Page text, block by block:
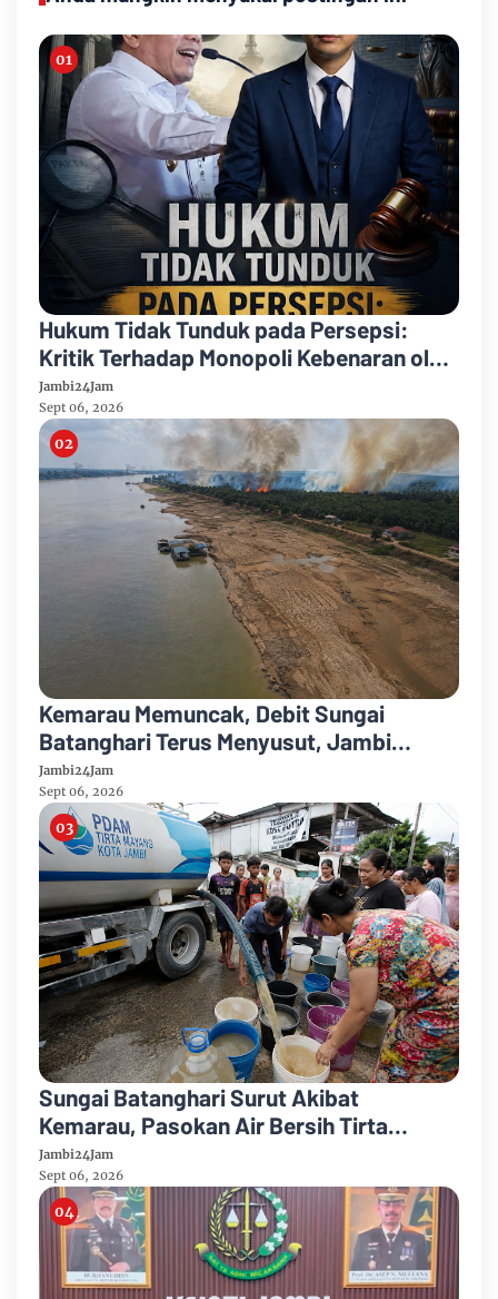
Hukum Tidak Tunduk pada Persepsi:
Kritik Terhadap Monopoli Kebenaran oleh
Media dan Aktivis
Jambi24Jam
Sept 06, 2026
Kemarau Memuncak, Debit Sungai
Batanghari Terus Menyusut, Jambi
Hadapi Ancaman Krisis Air Bersih dan
Karhutla
Jambi24Jam
Sept 06, 2026
Sungai Batanghari Surut Akibat
Kemarau, Pasokan Air Bersih Tirta
Mayang Jambi Keruh
Jambi24Jam
Sept 06, 2026